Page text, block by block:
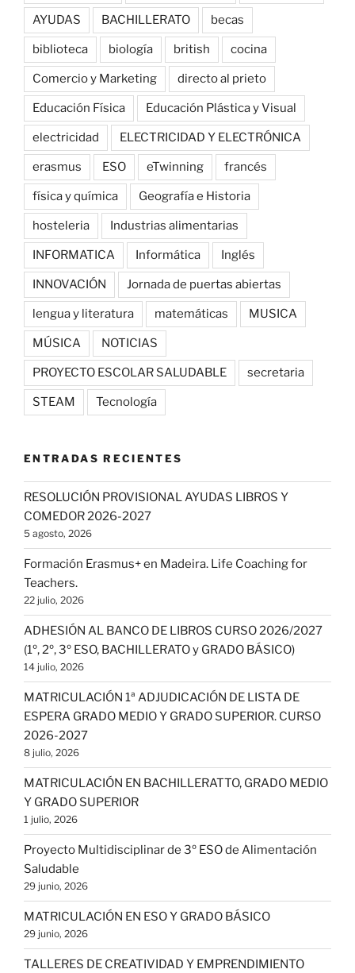
AYUDAS BACHILLERATO becas
biblioteca biología british cocina
Comercio y Marketing directo al prieto
Educación Física Educación Plástica y Visual
electricidad ELECTRICIDAD Y ELECTRÓNICA
erasmus ESO eTwinning francés
física y química Geografía e Historia
hosteleria Industrias alimentarias
INFORMATICA Informática Inglés
INNOVACIÓN Jornada de puertas abiertas
lengua y literatura matemáticas MUSICA
MÚSICA NOTICIAS
PROYECTO ESCOLAR SALUDABLE secretaria
STEAM Tecnología
ENTRADAS RECIENTES
RESOLUCIÓN PROVISIONAL AYUDAS LIBROS Y
COMEDOR 2026-2027
5 agosto, 2026
Formación Erasmus+ en Madeira. Life Coaching for
Teachers.
22 julio, 2026
ADHESIÓN AL BANCO DE LIBROS CURSO 2026/2027
(1º, 2º, 3º ESO, BACHILLERATO y GRADO BÁSICO)
14 julio, 2026
MATRICULACIÓN 1ª ADJUDICACIÓN DE LISTA DE
ESPERA GRADO MEDIO Y GRADO SUPERIOR. CURSO
2026-2027
8 julio, 2026
MATRICULACIÓN EN BACHILLERATTO, GRADO MEDIO
Y GRADO SUPERIOR
1 julio, 2026
Proyecto Multidisciplinar de 3º ESO de Alimentación
Saludable
29 junio, 2026
MATRICULACIÓN EN ESO Y GRADO BÁSICO
29 junio, 2026
TALLERES DE CREATIVIDAD Y EMPRENDIMIENTO